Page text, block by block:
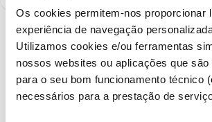
Os cookies permitem-nos proporcionar
experiência de navegação
Utilizamos cookies e/ou ferramentas
nossos websites ou aplicações que são
para o seu bom funcionamento técnico
necessários para a prestação de